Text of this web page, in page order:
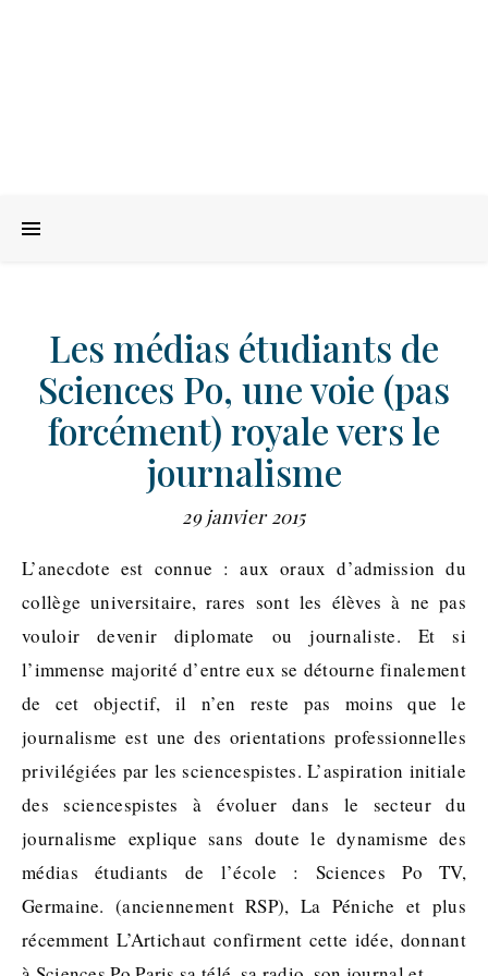
Les médias étudiants de
Sciences Po, une voie (pas
forcément) royale vers le
journalisme
29 janvier 2015
L’anecdote est connue : aux oraux d’admission du
collège universitaire, rares sont les élèves à ne pas
vouloir devenir diplomate ou journaliste. Et si
l’immense majorité d’entre eux se détourne finalement
de cet objectif, il n’en reste pas moins que le
journalisme est une des orientations professionnelles
privilégiées par les sciencespistes. L’aspiration initiale
des sciencespistes à évoluer dans le secteur du
journalisme explique sans doute le dynamisme des
médias étudiants de l’école : Sciences Po TV,
Germaine. (anciennement RSP), La Péniche et plus
récemment L’Artichaut confirment cette idée, donnant